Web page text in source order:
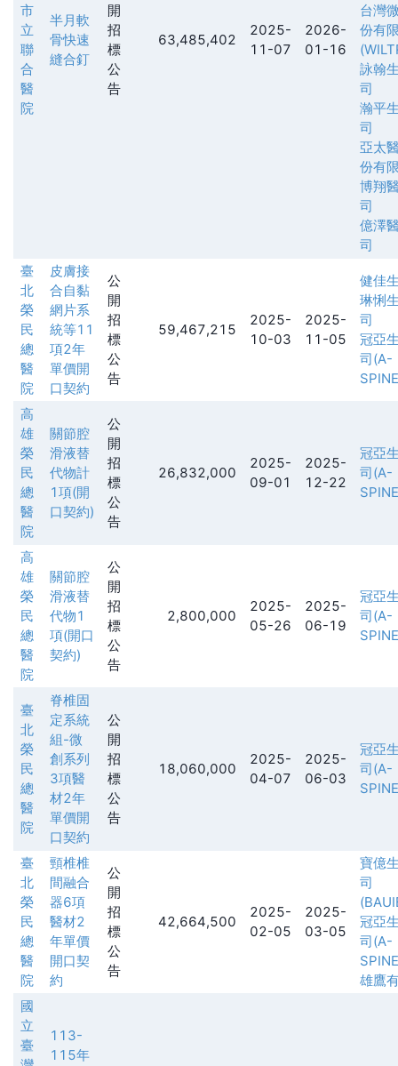
市
立
聯
合
醫
院
半月軟
骨快速
縫合釘
開
招
標
公
告
63,485,402
2025-
11-07
2026-
01-16
台灣
份有
詠翰
司
瀚平
司
亞太
份有
博翔
司
億澤
司
臺
北
榮
民
總
醫
院
皮膚接
合自黏
網片系
統等11
項2年
單價開
口契約
公
開
招
標
公
告
59,467,215
2025-
10-03
2025-
11-05
健佳
琳悧
司
冠亞
司(A-
高
雄
榮
民
總
醫
院
關節腔
滑液替
代物計
1項(開
口契約)
公
開
招
標
公
告
26,832,000
2025-
09-01
2025-
12-22
冠亞
司(A-
高
雄
榮
民
總
醫
院
關節腔
滑液替
代物1
項(開口
契約)
公
開
招
標
公
告
2,800,000
2025-
05-26
2025-
06-19
冠亞
司(A-
臺
北
榮
民
總
醫
院
脊椎固
定系統
組-微
創系列
3項醫
材2年
單價開
口契約
公
開
招
標
公
告
18,060,000
2025-
04-07
2025-
06-03
冠亞
司(A-
臺
北
榮
民
總
醫
院
頸椎椎
間融合
器6項
醫材2
年單價
開口契
約
公
開
招
標
公
告
42,664,500
2025-
02-05
2025-
03-05
寶億
司
冠亞
司(A-
雄鷹
國
立
臺
113-
115年